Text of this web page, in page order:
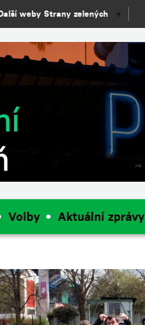
Volby Aktuální zprávy
weby Strany zelených ▼